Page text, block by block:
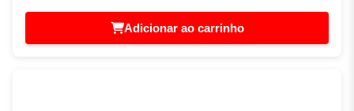
Adicionar ao carrinho